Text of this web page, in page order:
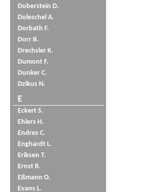
Doberstein D.
Doleschel A.
Dorbath F.
Dorr B.
Drechsler K.
Dumont F.
Dunker C.
Dzikus N.
E
Eckert S.
Ehlers H.
Endres C.
Enghardt L.
Eriksen T.
Ernst R.
Eßmann O.
Evans L.